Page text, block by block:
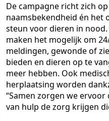
De campagne richt zich
naamsbekendheid én het
steun voor dieren in
maken het mogelijk om
meldingen, gewonde of
bieden en dieren op te
meer hebben. Ook
herplaatsing worden
“Samen zorgen we
van hulp de zorg krijgen